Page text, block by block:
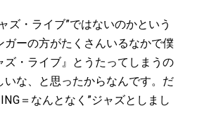
ズ・ライブ”ではないのかという
ガーの方がたくさんいるなかで僕
ズ・ライブ』とうたってしまうの
いな、と思ったからなんです。だ
＝なんとなく”ジャズとしまし